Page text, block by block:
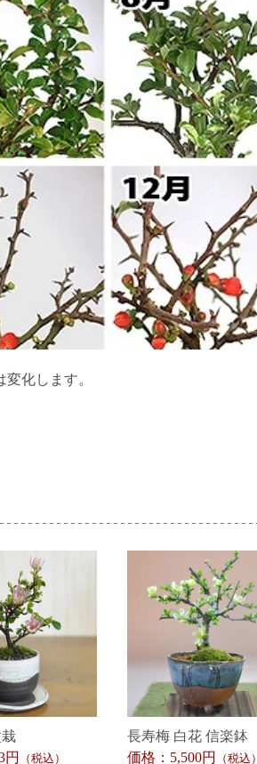
化します。
円
（税込）
長寿梅 白花 信楽鉢
価格：5,500円
（税込）